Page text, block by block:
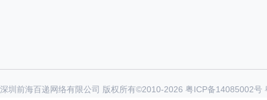
深圳前海百递网络有限公司 版权所有©2010-2026 粤ICP备14085002号